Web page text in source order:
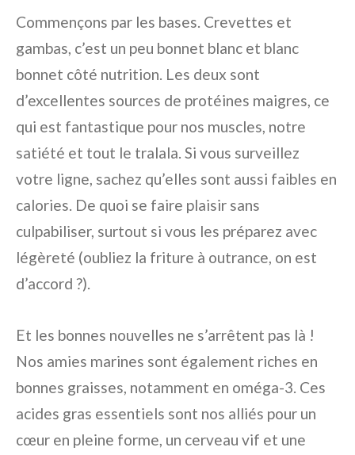
Commençons par les bases. Crevettes et
gambas, c’est un peu bonnet blanc et blanc
bonnet côté nutrition. Les deux sont
d’excellentes sources de protéines maigres, ce
qui est fantastique pour nos muscles, notre
satiété et tout le tralala. Si vous surveillez
votre ligne, sachez qu’elles sont aussi faibles en
calories. De quoi se faire plaisir sans
culpabiliser, surtout si vous les préparez avec
légèreté (oubliez la friture à outrance, on est
d’accord ?).
Et les bonnes nouvelles ne s’arrêtent pas là !
Nos amies marines sont également riches en
bonnes graisses, notamment en oméga-3. Ces
acides gras essentiels sont nos alliés pour un
cœur en pleine forme, un cerveau vif et une